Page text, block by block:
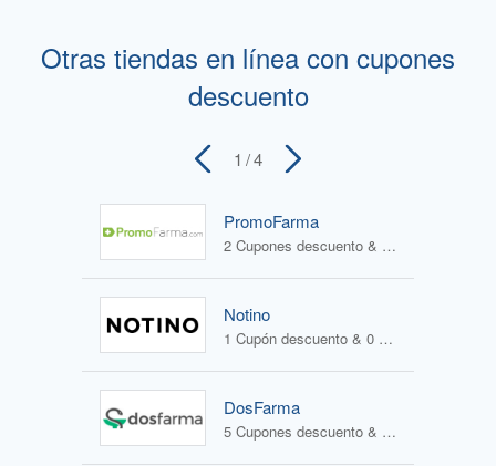
Otras tiendas en línea con cupones
descuento
1 / 4
PromoFarma
2 Cupones descuento & 2 Ofertas
Notino
1 Cupón descuento & 0 Ofertas
DosFarma
5 Cupones descuento & 1 Oferta